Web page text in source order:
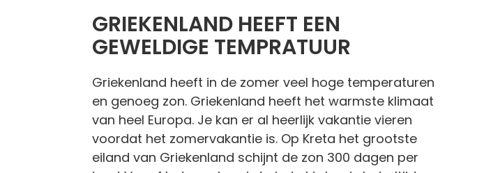
GRIEKENLAND HEEFT EEN
GEWELDIGE TEMPRATUUR
Griekenland heeft in de zomer veel hoge temperaturen
en genoeg zon. Griekenland heeft het warmste klimaat
van heel Europa. Je kan er al heerlijk vakantie vieren
voordat het zomervakantie is. Op Kreta het grootste
eiland van Griekenland schijnt de zon 300 dagen per